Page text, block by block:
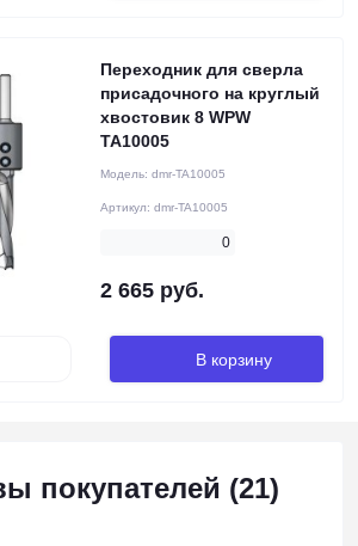
Переходник для сверла
присадочного на круглый
хвостовик 8 WPW
TA10005
Модель: dmr-TA10005
Артикул: dmr-TA10005
0
2 665 руб.
В корзину
покупателей (21)